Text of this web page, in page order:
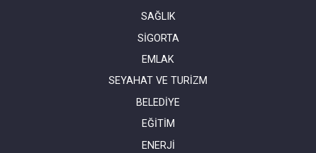
SAĞLIK
SİGORTA
EMLAK
SEYAHAT VE TURİZM
BELEDİYE
EĞİTİM
ENERJİ